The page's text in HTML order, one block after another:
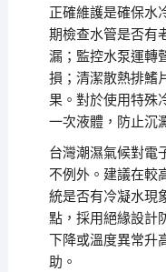
正確維護是確保水
期檢查水管是否有
漏；監控水泵運轉
損；清潔散熱排鰭
果。對於使用特殊
一次液體，防止沉
台灣潮濕氣候對電
不例外。建議在較
統是否有冷凝水現
點，採用絕緣設計
下降或溫度異常升
助。